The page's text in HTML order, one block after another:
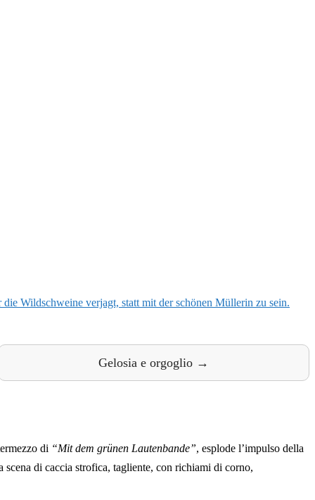
Gelosia e orgoglio →
di “Mit dem grünen Lautenbande”, esplode l’impulso della
di caccia strofica, tagliente, con richiami di corno,